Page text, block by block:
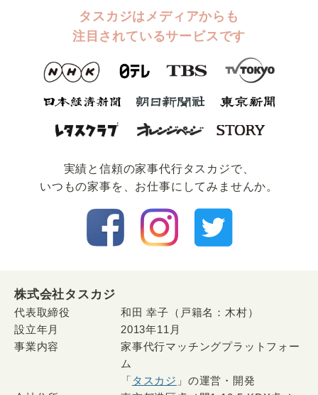
タスカジはメディアからも
注目されているサービスです
実績と信頼の家事代⾏タスカジで、
いつもの家事を、お仕事にしてみませんか。
株式会社タスカジ
代表取締役
和田 幸子（戸籍名：木村）
設立年月
2013年11月
事業内容
家事代行マッチングプラットフォー
ム
「 タスカジ 」の運営・開発